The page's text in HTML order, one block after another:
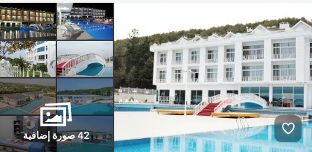
42 صورة إضافية